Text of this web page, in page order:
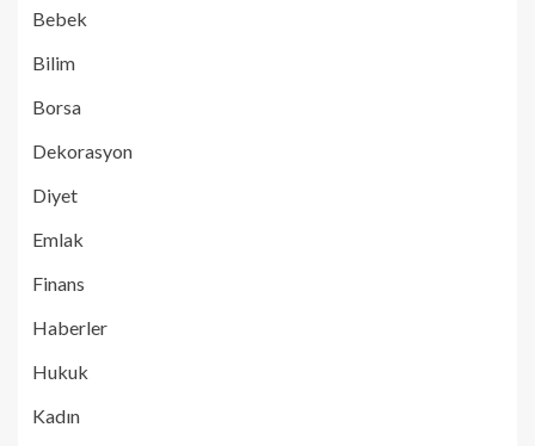
Bebek
Bilim
Borsa
Dekorasyon
Diyet
Emlak
Finans
Haberler
Hukuk
Kadın